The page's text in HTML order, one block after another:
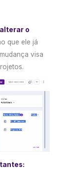
alterar o
que ele já
visa